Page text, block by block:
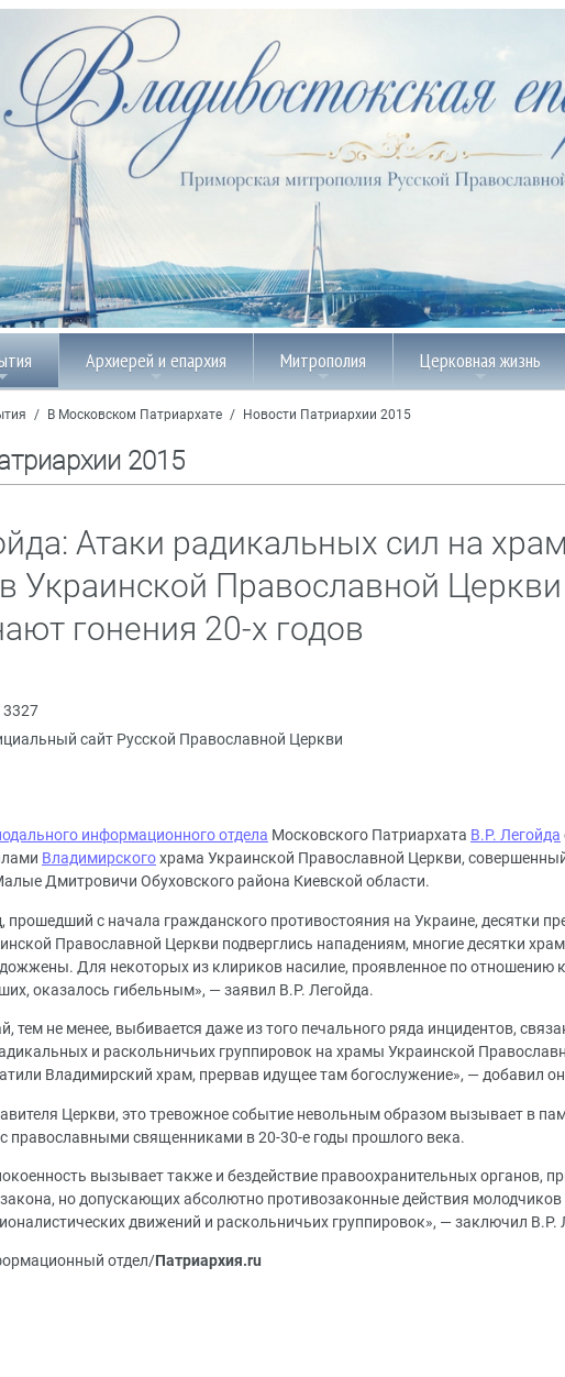
Архиерей и епархия Митрополия Церковная жизнь
/ В Московском Патриархате / Новости Патриархии 2015
2015
Атаки радикальных сил на
Украинской Православной Церкви
гонения 20-х годов
3327
сайт Русской Православной Церкви
информационного отдела Московского Патриархата В.Р. Легойда
Владимирскогохрама Украинской Православной Церкви,
Дмитровичи Обуховского района Киевской области.
прошедший с начала гражданского противостояния на Украине, десятки
Православной Церкви подверглись нападениям, многие десятки
Для некоторых из клириков насилие, проявленное по отношению
оказалось гибельным», — заявил В.Р. Легойда.
тем не менее, выбивается даже из того печального ряда инцидентов,
и раскольничьих группировок на храмы Украинской
Владимирский храм, прервав идущее там богослужение», — добавил
Церкви, это тревожное событие невольным образом вызывает в
православными священниками в 20-30-е годы прошлого века.
вызывает также и бездействие правоохранительных органов,
но допускающих абсолютно противозаконные действия молодчиков
движений и раскольничьих группировок», — заключил В.Р.
отдел/Патриархия.ru